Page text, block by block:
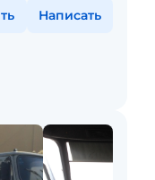
Написать